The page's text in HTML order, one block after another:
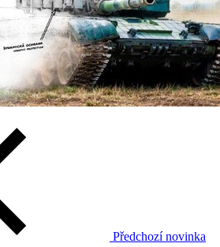
Předchozí novinka